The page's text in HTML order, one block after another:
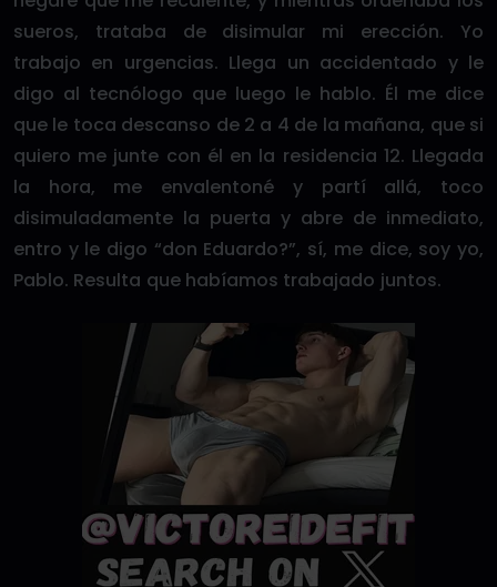
sueros, trataba de disimular mi erección. Yo
trabajo en urgencias. Llega un accidentado y le
digo al tecnólogo que luego le hablo. Él me dice
que le toca descanso de 2 a 4 de la mañana, que si
quiero me junte con él en la residencia 12. Llegada
la hora, me envalentoné y partí allá, toco
disimuladamente la puerta y abre de inmediato,
entro y le digo “don Eduardo?”, sí, me dice, soy yo,
Pablo. Resulta que habíamos trabajado juntos.